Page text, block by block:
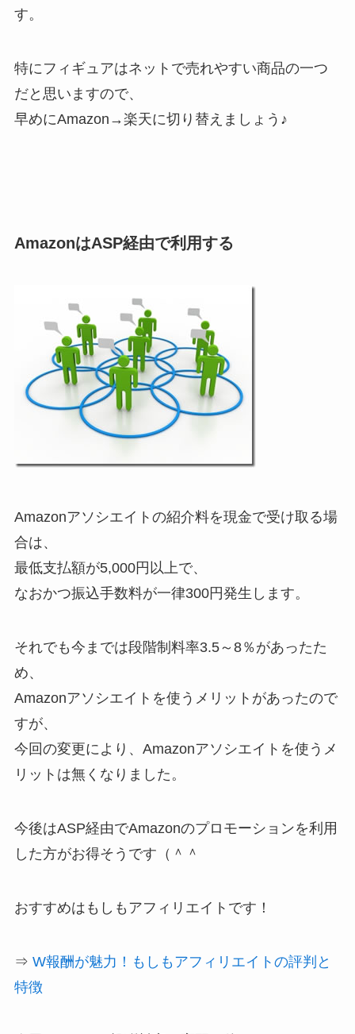
す。
特にフィギュアはネットで売れやすい商品の一つ
だと思いますので、
早めにAmazon→楽天に切り替えましょう♪
AmazonはASP経由で利用する
Amazonアソシエイトの紹介料を現金で受け取る場
合は、
最低支払額が5,000円以上で、
なおかつ振込手数料が一律300円発生します。
それでも今までは段階制料率3.5～8％があったた
め、
Amazonアソシエイトを使うメリットがあったので
すが、
今回の変更により、Amazonアソシエイトを使うメ
リットは無くなりました。
今後はASP経由でAmazonのプロモーションを利用
した方がお得そうです（＾＾
おすすめはもしもアフィリエイトです！
⇒ W報酬が魅力！もしもアフィリエイトの評判と
特徴